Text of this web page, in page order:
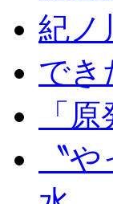
紀ノ
でき
「
〝